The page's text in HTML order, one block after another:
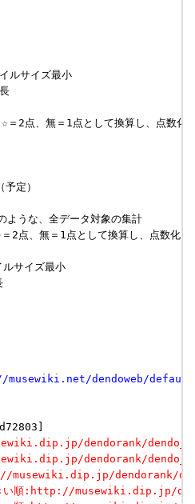
ルサイズ最小
2点、無＝1点として換算し、点数化
定）
ような、全データ対象の集計
2点、無＝1点として換算し、点数化し
サイズ最小
musewiki.net/dendoweb/
dendorank/
dendorank/
musewiki.dip.jp/dendorank/
きい順:http://musewiki.dip.jp/